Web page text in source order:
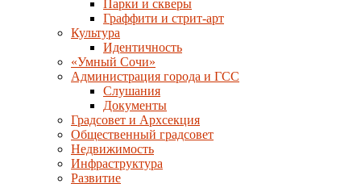
Парки и скверы
Граффити и стрит-арт
Культура
Идентичность
«Умный Сочи»
Администрация города и ГСС
Слушания
Документы
Градсовет и Архсекция
Общественный градсовет
Недвижимость
Инфраструктура
Развитие